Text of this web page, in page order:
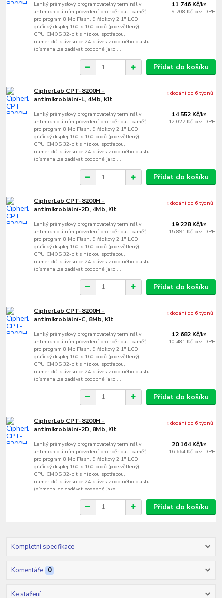
Lehký průmyslový programovatelný terminál v
antimikrobiálním provedení pro sběr dat, paměť
pro program 8 Mb Flash, 9 řádkový 2.1" LCD
grafický displej 160 x 160 bodů (podsvětlený),
CPU CMOS 32-bit s nízkou spotřebou,
numerická klávesnice 24 kláves z odolného plastu
(písmena lze zadávat podobně jako ...
11 746 Kč/ks
9 708 Kč bez DPH
Přidat do košíku
CipherLab CPT-8200H -
antimikrobiální-L, 4Mb, Kit
Lehký průmyslový programovatelný terminál v
antimikrobiálním provedení pro sběr dat, paměť
pro program 8 Mb Flash, 9 řádkový 2.1" LCD
grafický displej 160 x 160 bodů (podsvětlený),
CPU CMOS 32-bit s nízkou spotřebou,
numerická klávesnice 24 kláves z odolného plastu
(písmena lze zadávat podobně jako ...
14 552 Kč/ks
12 027 Kč bez DPH
k dodání do 6 týdnů
Přidat do košíku
CipherLab CPT-8200H -
antimikrobiální-2D, 4Mb, Kit
Lehký průmyslový programovatelný terminál v
antimikrobiálním provedení pro sběr dat, paměť
pro program 8 Mb Flash, 9 řádkový 2.1" LCD
grafický displej 160 x 160 bodů (podsvětlený),
CPU CMOS 32-bit s nízkou spotřebou,
numerická klávesnice 24 kláves z odolného plastu
(písmena lze zadávat podobně jako ...
19 228 Kč/ks
15 891 Kč bez DPH
k dodání do 6 týdnů
Přidat do košíku
CipherLab CPT-8200H -
antimikrobiální-C, 8Mb, Kit
Lehký průmyslový programovatelný terminál v
antimikrobiálním provedení pro sběr dat, paměť
pro program 8 Mb Flash, 9 řádkový 2.1" LCD
grafický displej 160 x 160 bodů (podsvětlený),
CPU CMOS 32-bit s nízkou spotřebou,
numerická klávesnice 24 kláves z odolného plastu
(písmena lze zadávat podobně jako ...
12 682 Kč/ks
10 481 Kč bez DPH
k dodání do 6 týdnů
Přidat do košíku
CipherLab CPT-8200H -
antimikrobiální-2D, 8Mb, Kit
Lehký průmyslový programovatelný terminál v
antimikrobiálním provedení pro sběr dat, paměť
pro program 8 Mb Flash, 9 řádkový 2.1" LCD
grafický displej 160 x 160 bodů (podsvětlený),
CPU CMOS 32-bit s nízkou spotřebou,
numerická klávesnice 24 kláves z odolného plastu
(písmena lze zadávat podobně jako ...
20 164 Kč/ks
16 664 Kč bez DPH
k dodání do 6 týdnů
Přidat do košíku
Kompletní specifikace
Komentáře 0
Ke stažení